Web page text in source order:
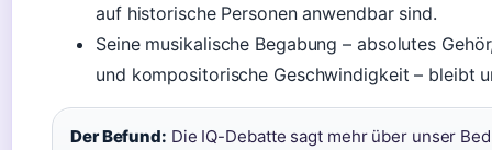
auf historische Personen anwendbar sind.
Seine musikalische Begabung – absolutes
und kompositorische Geschwindigkeit – bleibt
Der Befund: Die IQ-Debatte sagt mehr über unser